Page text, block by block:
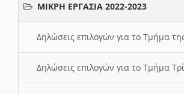
ΜΙΚΡΗ ΕΡΓΑΣΙΑ 2022-2023
Δηλώσεις επιλογών για το Τμήμα
Δηλώσεις επιλογών για το Τμήμα